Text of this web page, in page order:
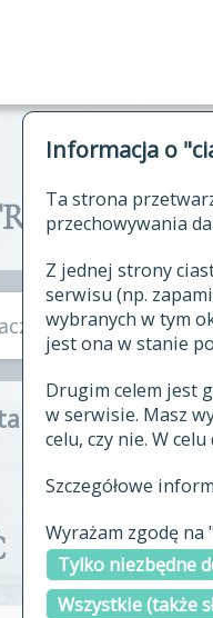
Informacja o
Ta strona
przechowywania
Z jednej strony
serwisu (np.
wybranych w tym
jest ona w stanie
Drugim celem jest
w serwisie. Masz
celu, czy nie. W
Szczegółowe
Wyrażam zgodę na
Tylko niezbędne
Wszystkie (także
się od
hasła w
E F G H